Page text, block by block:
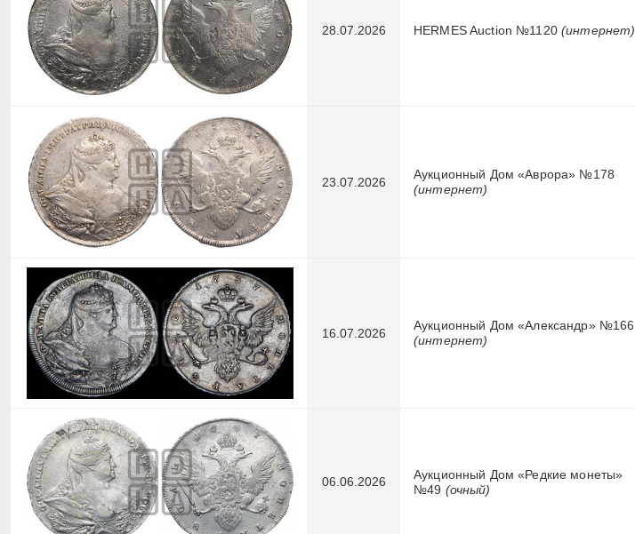
28.07.2026 HERMES Auction №1120 (интернет)
23.07.2026
Аукционный Дом «Аврора» №178
(интернет)
16.07.2026
Аукционный Дом «Александр» №166
(интернет)
06.06.2026
Аукционный Дом «Редкие монеты»
№49 (очный)